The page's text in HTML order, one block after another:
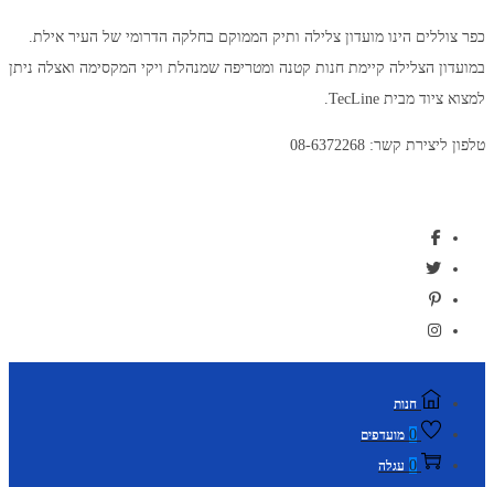
כפר צוללים הינו מועדון צלילה ותיק הממוקם בחלקה הדרומי של העיר אילת.
במועדון הצלילה קיימת חנות קטנה ומטריפה שמנהלת ויקי המקסימה ואצלה ניתן
למצוא ציוד מבית TecLine.
טלפון ליצירת קשר: 08-6372268
חנות
0 מועדפים
0 עגלה